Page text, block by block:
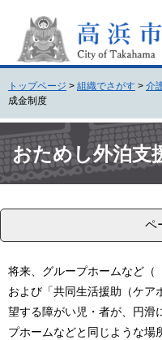
頭
。
飛
て
本
文
トップページ > 組織でさがす > 介
成金制度
文 おためし外泊支
ペ
将来、グループホームなど（
および「共同生活援助（ケア
望する障がい児・者が、円滑
プホームなどと同じような場